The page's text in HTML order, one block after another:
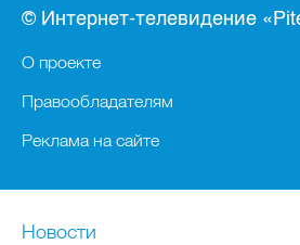
© Интернет-телевидение
О проекте
Правообладателям
Реклама на сайте
Новости